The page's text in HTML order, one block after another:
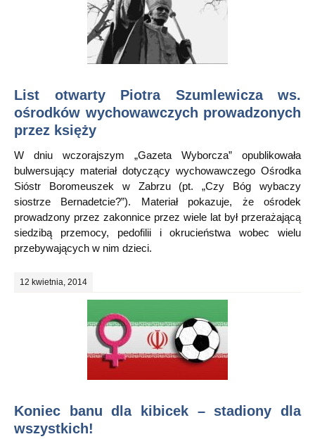
List otwarty Piotra Szumlewicza ws.
ośrodków wychowawczych prowadzonych
przez księży
W dniu wczorajszym „Gazeta Wyborcza” opublikowała
bulwersujący materiał dotyczący wychowawczego Ośrodka
Sióstr Boromeuszek w Zabrzu (pt. „Czy Bóg wybaczy
siostrze Bernadetcie?”). Materiał pokazuje, że ośrodek
prowadzony przez zakonnice przez wiele lat był przerażającą
siedzibą przemocy, pedofilii i okrucieństwa wobec wielu
przebywających w nim dzieci.
12 kwietnia, 2014
Koniec banu dla kibicek – stadiony dla
wszystkich!